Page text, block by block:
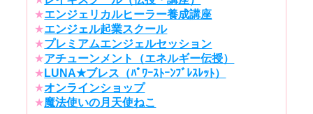
★エンジェリカルヒーラー養成講座
★エンジェル起業スクール
★プレミアムエンジェルセッション
★アチューンメント（エネルギー伝授）
★ LUNA★ブレス（ﾊﾟﾜｰｽﾄｰﾝﾌﾞﾚｽﾚｯﾄ）
★オンラインショップ
★魔法使いの月天使ねこ